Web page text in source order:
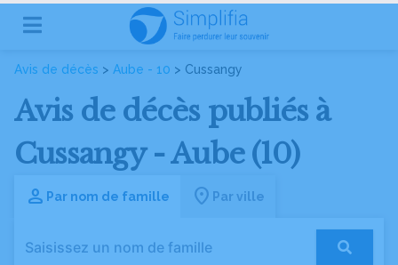
Avis de décès > Aube - 10 > Cussangy
Avis de décès publiés à
Cussangy - Aube (10)
Par nom de famille Par ville